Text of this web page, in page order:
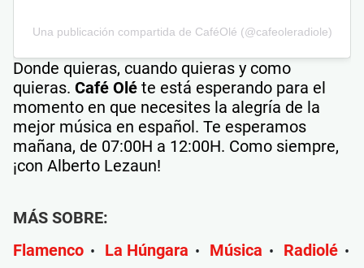
Una publicación compartida de CaféOlé (@cafeoleradiole)
Donde quieras, cuando quieras y como
quieras. Café Olé te está esperando para el
momento en que necesites la alegría de la
mejor música en español. Te esperamos
mañana, de 07:00H a 12:00H. Como siempre,
¡con Alberto Lezaun!
MÁS SOBRE:
Flamenco • La Húngara • Música • Radiolé •